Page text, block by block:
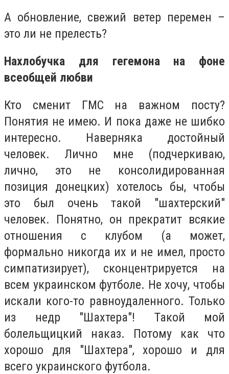
А обновление, свежий ветер перемен –
это ли не прелесть?
Нахлобучка для гегемона на фоне
всеобщей любви
Кто сменит ГМС на важном посту?
Понятия не имею. И пока даже не шибко
интересно. Наверняка достойный
человек. Лично мне (подчеркиваю,
лично, это не консолидированная
позиция донецких) хотелось бы, чтобы
это был очень такой "шахтерский"
человек. Понятно, он прекратит всякие
отношения с клубом (а может,
формально никогда их и не имел, просто
симпатизирует), сконцентрируется на
всем украинском футболе. Не хочу, чтобы
искали кого-то равноудаленного. Только
из недр "Шахтера"! Такой мой
болельщицкий наказ. Потому как что
хорошо для "Шахтера", хорошо и для
всего украинского футбола.